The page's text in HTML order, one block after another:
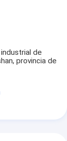
de
provincia de